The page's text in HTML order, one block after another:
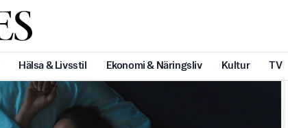
Hälsa & Livsstil Ekonomi & Näringsliv Kultur TV